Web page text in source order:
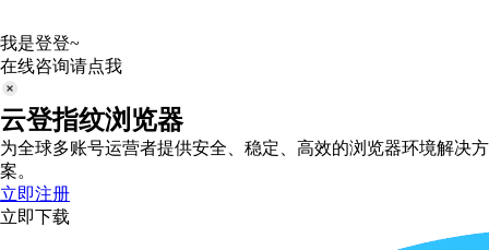
我是登登~
在线咨询请点我
云登指纹浏览器
为全球多账号运营者提供安全、稳定、高效的浏览器环境解决方
案。
立即注册
立即下载